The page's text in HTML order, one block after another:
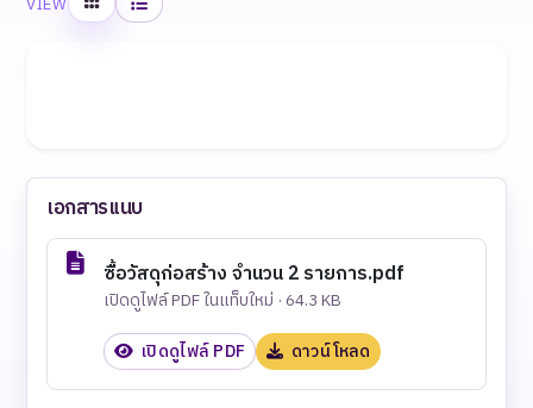
เอกสารแนบ
ซื้อวัสดุก่อสร้าง จำนวน 2 รายการ.pdf
เปิดดูไฟล์ PDF ในแท็บใหม่ · 64.3 KB
เปิดดูไฟล์ PDF ดาวน์โหลด